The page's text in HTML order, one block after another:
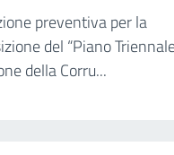
preventiva per la
del “Piano
della Corru...